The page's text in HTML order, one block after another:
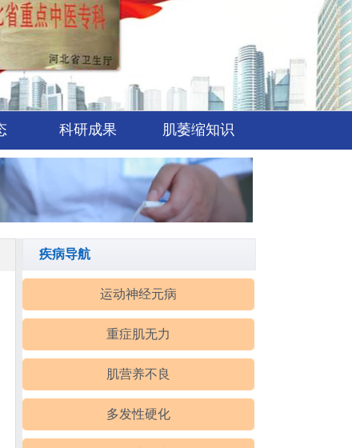
科研成果 肌萎缩知识
疾病导航
运动神经元病
重症肌无力
肌营养不良
多发性硬化